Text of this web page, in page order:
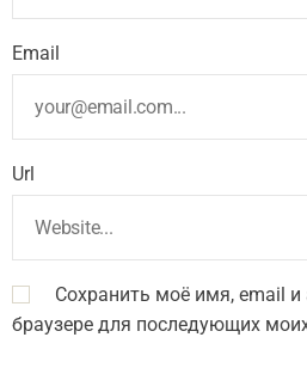
Email
Url
Сохранить моё имя, email и
браузере для последующих